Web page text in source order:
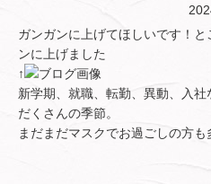
ガンガンに上げてほしいです！
ンに上げました
↑
新学期、就職、転勤、異動、入
だくさんの季節。
まだまだマスクでお過ごしの方も